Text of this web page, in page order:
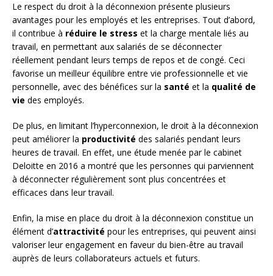
Le respect du droit à la déconnexion présente plusieurs
avantages pour les employés et les entreprises. Tout d’abord,
il contribue à réduire le stress et la charge mentale liés au
travail, en permettant aux salariés de se déconnecter
réellement pendant leurs temps de repos et de congé. Ceci
favorise un meilleur équilibre entre vie professionnelle et vie
personnelle, avec des bénéfices sur la santé et la qualité de
vie des employés.
De plus, en limitant l’hyperconnexion, le droit à la déconnexion
peut améliorer la productivité des salariés pendant leurs
heures de travail. En effet, une étude menée par le cabinet
Deloitte en 2016 a montré que les personnes qui parviennent
à déconnecter régulièrement sont plus concentrées et
efficaces dans leur travail.
Enfin, la mise en place du droit à la déconnexion constitue un
élément d’attractivité pour les entreprises, qui peuvent ainsi
valoriser leur engagement en faveur du bien-être au travail
auprès de leurs collaborateurs actuels et futurs.